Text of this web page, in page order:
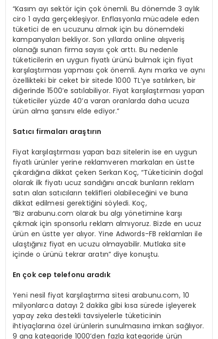
“Kasım ayı sektör için çok önemli. Bu dönemde 3 aylık
ciro 1 ayda gerçekleşiyor. Enflasyonla mücadele eden
tüketici de en ucuzunu almak için bu dönemdeki
kampanyaları bekliyor. Son yıllarda online alışveriş
olanağı sunan firma sayısı çok arttı. Bu nedenle
tüketicilerin en uygun fiyatlı ürünü bulmak için fiyat
karşılaştırması yapması çok önemli. Aynı marka ve aynı
özellikteki bir ceket bir sitede 1000 TL’ye satılırken, bir
diğerinde 1500’e satılabiliyor. Fiyat karşılaştırması yapan
tüketiciler yüzde 40’a varan oranlarda daha ucuza
ürün alma şansını elde ediyor.”
Satıcı firmaları araştırın
Fiyat karşılaştırması yapan bazı sitelerin ise en uygun
fiyatlı ürünler yerine reklamveren markaları en üstte
çıkardığına dikkat çeken Serkan Koç, “Tüketicinin doğal
olarak ilk fiyatı ucuz sandığını ancak bunların reklam
satın alan satıcıların teklifleri olabileceğini ve buna
dikkat edilmesi gerektiğini söyledi. Koç,
“Biz arabunu.com olarak bu algı yönetimine karşı
çıkmak için sponsorlu reklam almıyoruz. Bizde en ucuz
ürün en üstte yer alıyor. Yine Adwords-FB reklamları ile
ulaştığınız fiyat en ucuzu olmayabilir. Mutlaka site
içinde o ürünü tekrar aratın” diye konuştu.
En çok cep telefonu aradık
Yeni nesil fiyat karşılaştırma sitesi arabunu.com, 10
milyonlarca datayı 2 dakika gibi kısa sürede işleyerek
yapay zeka destekli tavsiyelerle tüketicinin
ihtiyaçlarına özel ürünlerin sunulmasına imkan sağlıyor.
9 ana kategoride 1000’den fazla kategoride ürün